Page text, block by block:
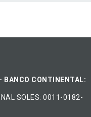
BANCO CONTINENTAL:
​SOLES​: 0011-0182-